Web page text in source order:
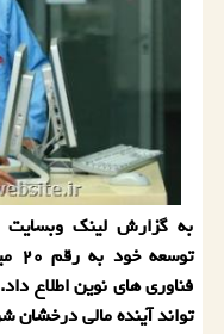
به گزارش لینك
فناوری های نوین اطلاع
تواند آینده مالی